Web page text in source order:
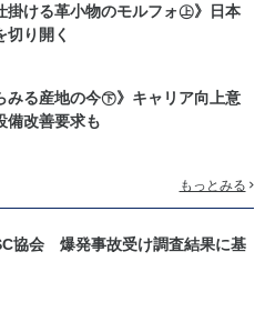
掛ける革小物のモルフォ㊤》日本
切り開く
みる産地の今㊦》キャリア向上意
改善要求も
もっとみる
協会 爆発事故受け調査結果に基